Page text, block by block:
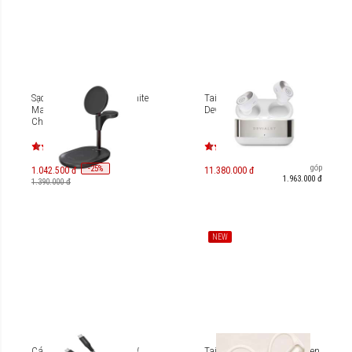
Sạc không dây Mazer Infinite
Mag.DESK 3in1 Wireless
Charging Stand M-
1.042.500 đ -25%
1.390.000 đ
Tai nghe True Wireless
Devialet Gemini II
11.380.000 đ
Trả góp
1.963.000 đ
NEW